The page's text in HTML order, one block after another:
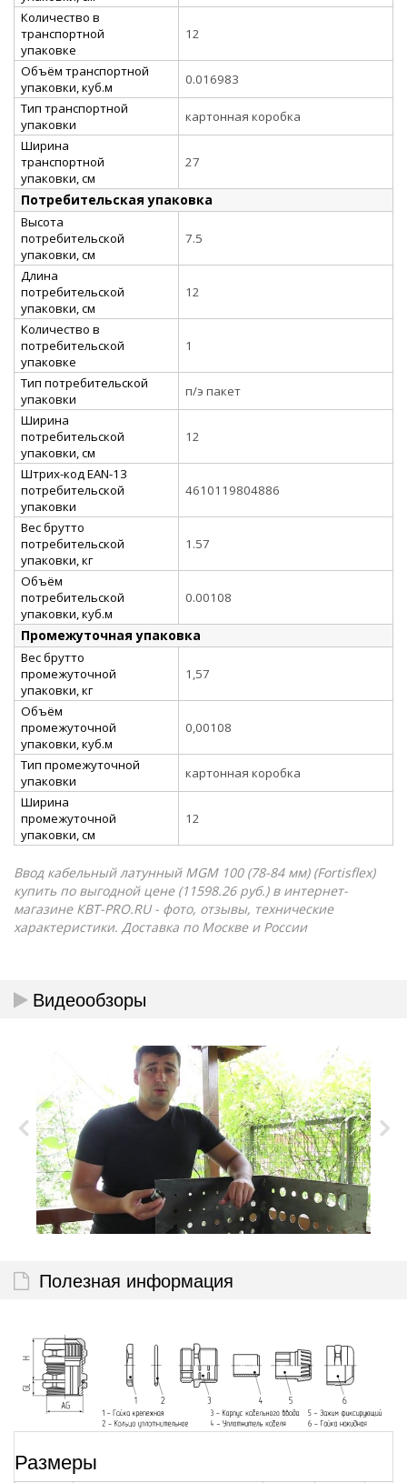
Количество в
транспортной
упаковке
12
Объём транспортной
упаковки, куб.м
0.016983
Тип транспортной
упаковки
картонная коробка
Ширина
транспортной
упаковки, см
27
Потребительская упаковка
Высота
потребительской
упаковки, см
7.5
Длина
потребительской
упаковки, см
12
Количество в
потребительской
упаковке
1
Тип потребительской
упаковки
п/э пакет
Ширина
потребительской
упаковки, см
12
Штрих-код EAN-13
потребительской
упаковки
4610119804886
Вес брутто
потребительской
упаковки, кг
1.57
Объём
потребительской
упаковки, куб.м
0.00108
Промежуточная упаковка
Вес брутто
промежуточной
упаковки, кг
1,57
Объём
промежуточной
упаковки, куб.м
0,00108
Тип промежуточной
упаковки
картонная коробка
Ширина
промежуточной
упаковки, см
12
Ввод кабельный латунный МGM 100 (78-84 мм) (Fortisflex)
купить по выгодной цене (11598.26 руб.) в интернет-
магазине КВТ-PRO.RU - фото, отзывы, технические
характеристики. Доставка по Москве и России
Видеообзоры
Полезная информация
Размеры